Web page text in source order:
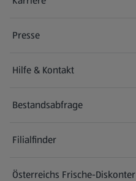
(öffnet in einem neuen Tab)
Presse
Hilfe & Kontakt
(öffnet in einem neuen Tab)
Bestandsabfrage
(öffnet in einem neuen Tab)
Filialfinder
Österreichs Frische-Diskonter